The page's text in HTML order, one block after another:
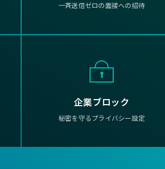
一斉送信ゼロの面接への招待
企業ブロック
秘密を守るプライバシー設定